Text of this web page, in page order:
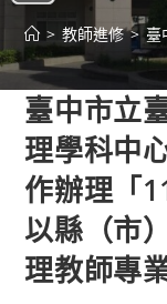
> 教師進修 > 臺
臺中市立
理學科中
作辦理「
以縣（市
理教師專